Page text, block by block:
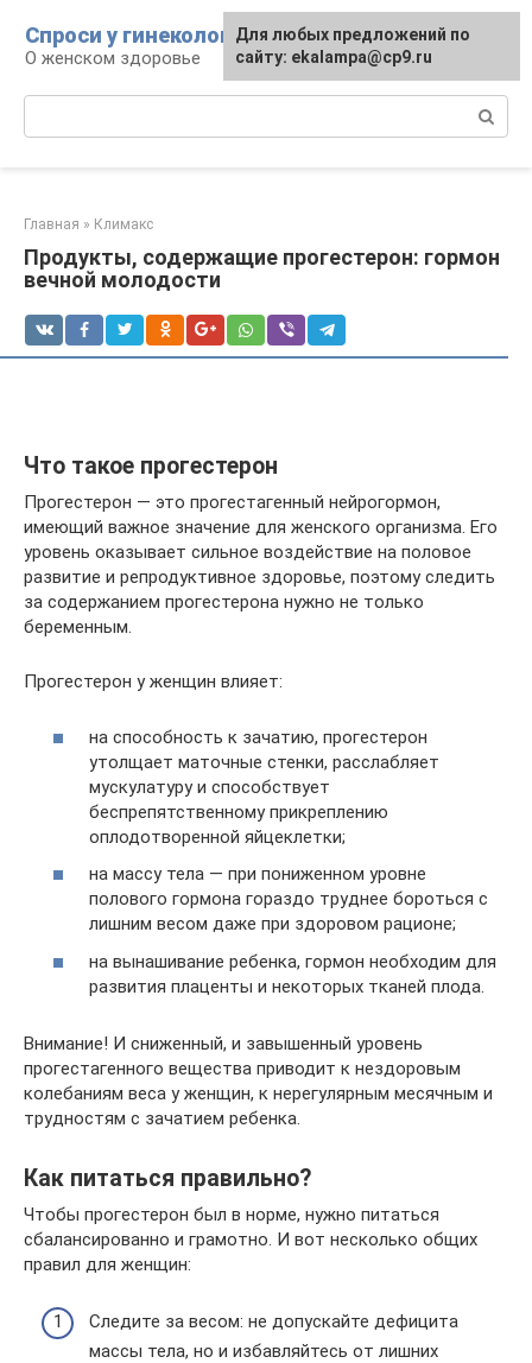
контенту
Спроси у гинеколога
О женском здоровье
Главная » Климакс
Продукты, содержащие прогестерон: гормон
вечной молодости
Что такое прогестерон
Прогестерон — это прогестагенный нейрогормон,
имеющий важное значение для женского организма. Его
уровень оказывает сильное воздействие на половое
развитие и репродуктивное здоровье, поэтому следить
за содержанием прогестерона нужно не только
беременным.
Прогестерон у женщин влияет:
на способность к зачатию, прогестерон
утолщает маточные стенки, расслабляет
мускулатуру и способствует
беспрепятственному прикреплению
оплодотворенной яйцеклетки;
на массу тела — при пониженном уровне
полового гормона гораздо труднее бороться с
лишним весом даже при здоровом рационе;
на вынашивание ребенка, гормон необходим для
развития плаценты и некоторых тканей плода.
Внимание! И сниженный, и завышенный уровень
прогестагенного вещества приводит к нездоровым
колебаниям веса у женщин, к нерегулярным месячным и
трудностям с зачатием ребенка.
Как питаться правильно?
Чтобы прогестерон был в норме, нужно питаться
сбалансированно и грамотно. И вот несколько общих
правил для женщин:
Следите за весом: не допускайте дефицита
массы тела, но и избавляйтесь от лишних
Для любых предложений по
сайту: ekalampa@cp9.ru